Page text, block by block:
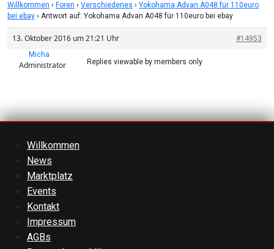
Willkommen › Foren › Verschiedenes › Yokohama Advan A048 für 110euro
bei ebay › Antwort auf: Yokohama Advan A048 für 110euro bei ebay
13. Oktober 2016 um 21:21 Uhr
#14953
Micha
Administrator Replies viewable by members only
Willkommen
News
Marktplatz
Events
Kontakt
Impressum
AGBs